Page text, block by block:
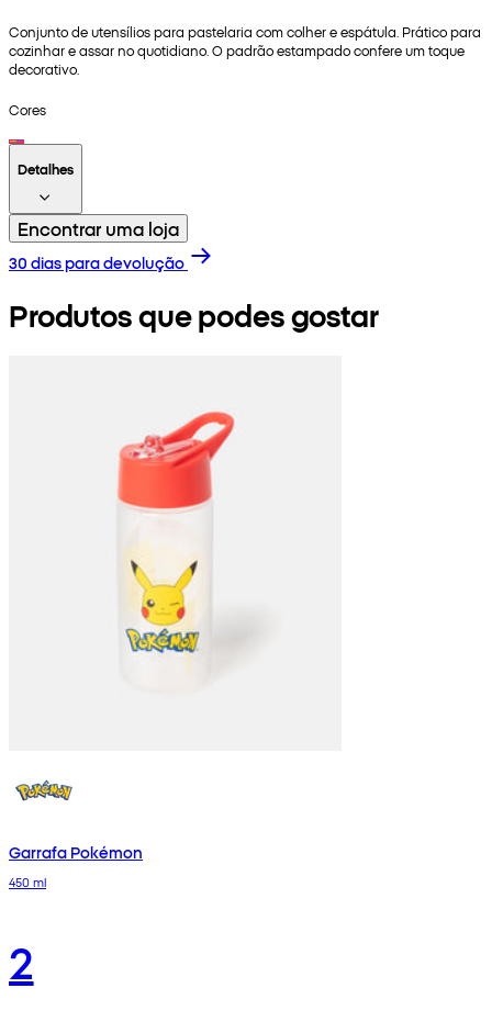
Conjunto de utensílios para pastelaria com colher e espátula. Prático para
cozinhar e assar no quotidiano. O padrão estampado confere um toque
decorativo.
Cores
Detalhes
Encontrar uma loja
30 dias para devolução
Produtos que podes gostar
Garrafa Pokémon
450 ml
2